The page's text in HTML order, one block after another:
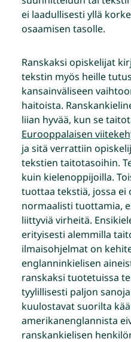
ei laadullisesti yllä
osaamisen tasolle.
Ranskaksi opiskelijat
tekstin myös heille
kansainväliseen
haitoista.
liian hyvää, kun se
Eurooppalaisen
ja sitä verrattiin
tekstien taitotasoihin.
kuin kielenoppijoilla.
tuottaa tekstiä, jossa ei
normaalisti tuottamia,
liittyviä virheitä.
erityisesti alemmilla
ilmaisohjelmat on
englanninkielisen
ranskaksi tuotetuissa
tyylillisesti paljon
kuulostavat suorilta
amerikanenglannista
ranskankielisen